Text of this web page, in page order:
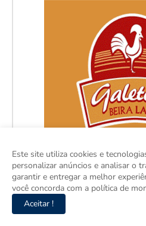
Este site utiliza cookies e
personalizar anúncios e analisar o
garantir e entregar a melhor
você concorda com a política de
Aceitar !